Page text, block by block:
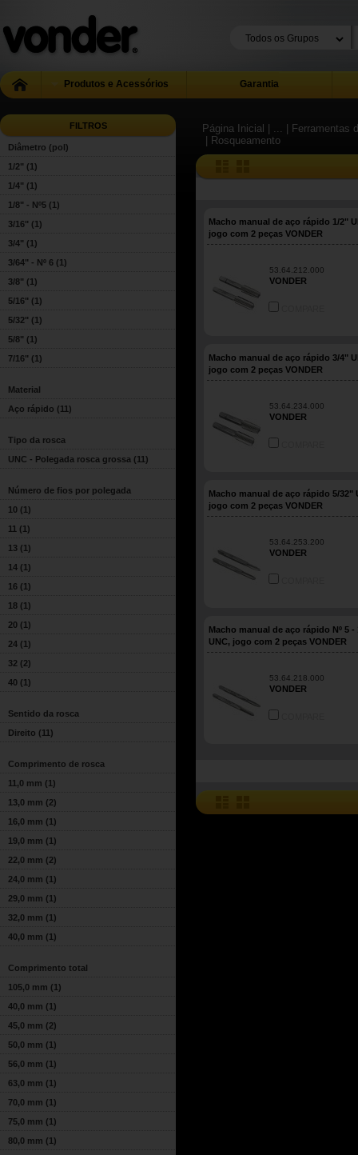
Produtos e Acessórios Garantia
FILTROS
Diâmetro (pol)
1/2" (1)
1/4" (1)
1/8" - Nº5 (1)
3/16" (1)
3/4" (1)
3/64" - Nº 6 (1)
3/8" (1)
5/16" (1)
5/32" (1)
5/8" (1)
7/16" (1)
Material
Aço rápido (11)
Tipo da rosca
UNC - Polegada rosca grossa (11)
Número de fios por polegada
10 (1)
11 (1)
13 (1)
14 (1)
16 (1)
18 (1)
20 (1)
24 (1)
32 (2)
40 (1)
Sentido da rosca
Direito (11)
Comprimento de rosca
11,0 mm (1)
13,0 mm (2)
16,0 mm (1)
19,0 mm (1)
22,0 mm (2)
24,0 mm (1)
29,0 mm (1)
32,0 mm (1)
40,0 mm (1)
Comprimento total
105,0 mm (1)
40,0 mm (1)
45,0 mm (2)
50,0 mm (1)
56,0 mm (1)
63,0 mm (1)
70,0 mm (1)
75,0 mm (1)
80,0 mm (1)
Página Inicial | ...
|
| Rosqueamento
Macho manual de aço rápido 1/2"
jogo com 2 peças VONDER
53.64.212.000
VONDER
Macho manual de aço rápido 3/4"
jogo com 2 peças VONDER
53.64.234.000
VONDER
Macho manual de aço rápido 5/32"
jogo com 2 peças VONDER
53.64.253.200
VONDER
Macho manual de aço rápido Nº 5 -
UNC, jogo com 2 peças VONDER
53.64.218.000
VONDER